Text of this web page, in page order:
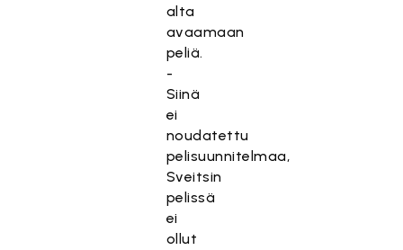
alta
avaamaan
peliä.
-
Siinä
ei
noudatettu
pelisuunnitelmaa,
Sveitsin
pelissä
ei
ollut